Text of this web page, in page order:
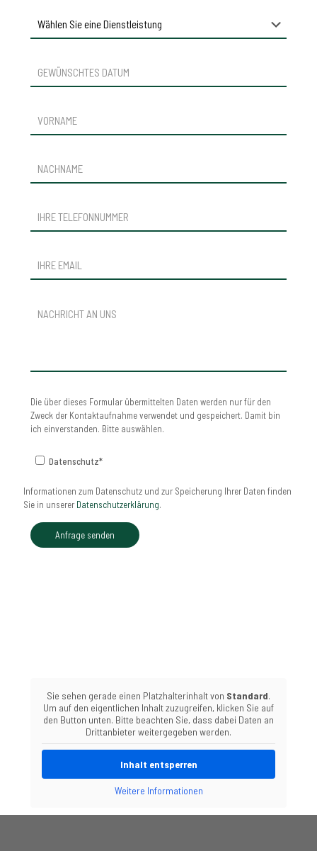
Die über dieses Formular übermittelten Daten werden nur für den
Zweck der Kontaktaufnahme verwendet und gespeichert. Damit bin
ich einverstanden. Bitte auswählen.
Datenschutz*
Informationen zum Datenschutz und zur Speicherung Ihrer Daten finden
Sie in unserer Datenschutzerklärung.
Sie sehen gerade einen Platzhalterinhalt von Standard.
Um auf den eigentlichen Inhalt zuzugreifen, klicken Sie auf
den Button unten. Bitte beachten Sie, dass dabei Daten an
Drittanbieter weitergegeben werden.
Inhalt entsperren
Weitere Informationen